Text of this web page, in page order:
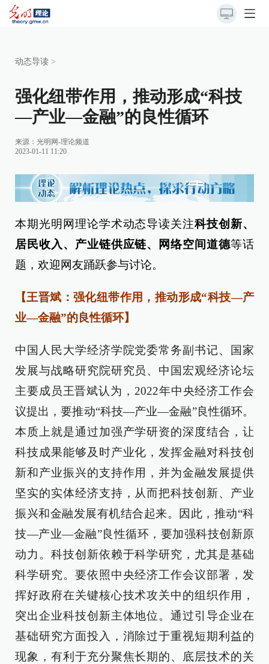
动态导读 >
强化纽带作用，推动形成“科技
—产业—金融”的良性循环
来源： 光明网-理论频道
2023-01-11 11:20
本期光明网理论学术动态导读关注科技创新、
居民收入、产业链供应链、网络空间道德等话
题，欢迎网友踊跃参与讨论。
【王晋斌：强化纽带作用，推动形成“科技—产
业—金融”的良性循环】
中国人民大学经济学院党委常务副书记、国家
发展与战略研究院研究员、中国宏观经济论坛
主要成员王晋斌认为，2022年中央经济工作会
议提出，要推动“科技—产业—金融”良性循环。
本质上就是通过加强产学研资的深度结合，让
科技成果能够及时产业化，发挥金融对科技创
新和产业振兴的支持作用，并为金融发展提供
坚实的实体经济支持，从而把科技创新、产业
振兴和金融发展有机结合起来。因此，推动“科
技—产业—金融”良性循环，要加强科技创新原
动力。科技创新依赖于科学研究，尤其是基础
科学研究。要依照中央经济工作会议部署，发
挥好政府在关键核心技术攻关中的组织作用，
突出企业科技创新主体地位。通过引导企业在
基础研究方面投入，消除过于重视短期利益的
现象，有利于充分聚焦长期的、底层技术的关